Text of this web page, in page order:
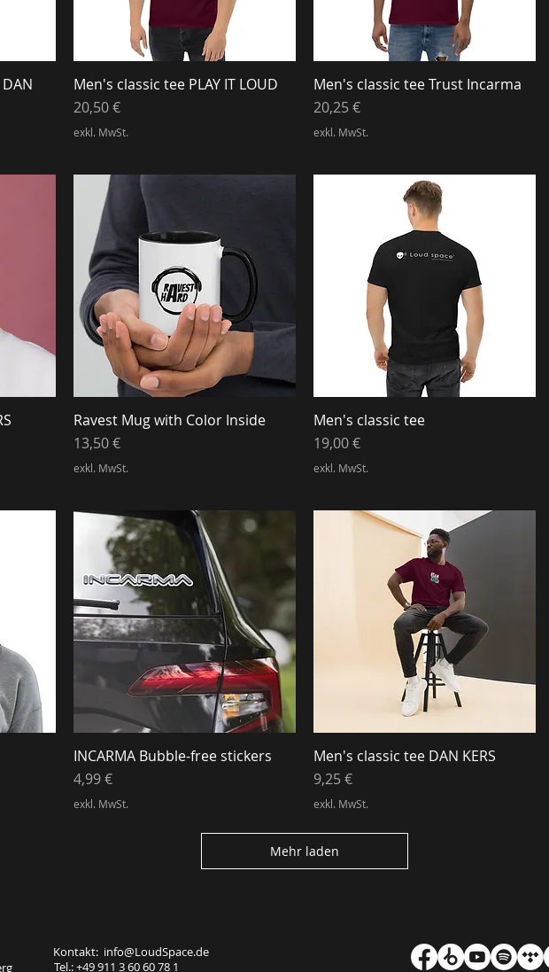
Men's classic tee PLAY IT LOUD
Preis
20,50 €
exkl. MwSt.
Men's classic tee Trust Incarma
Preis
20,25 €
exkl. MwSt.
Ravest Mug with Color Inside
Preis
13,50 €
exkl. MwSt.
Men's classic tee
Preis
19,00 €
exkl. MwSt.
INCARMA Bubble-free stickers
Preis
4,99 €
exkl. MwSt.
Men's classic tee DAN KERS
Preis
9,25 €
exkl. MwSt.
Mehr laden
Kontakt: info@LoudSpace.de
Tel.: +49 911 3 60 60 78 1